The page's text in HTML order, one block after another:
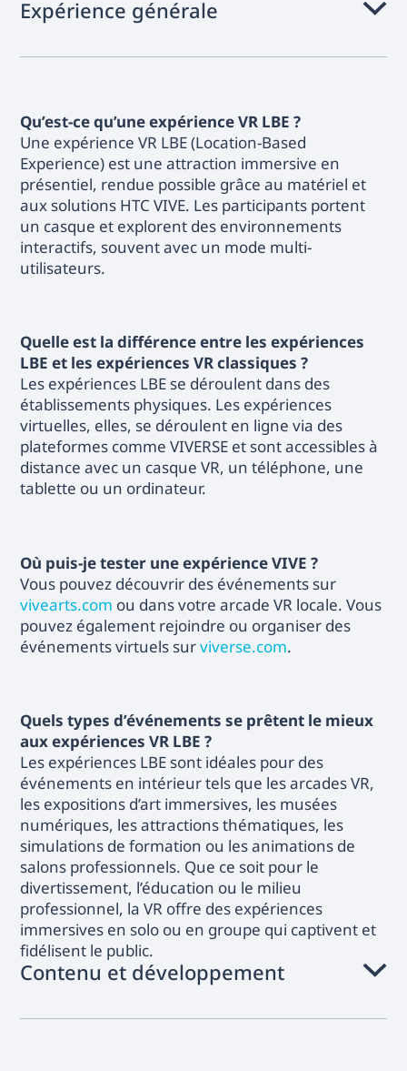
Expérience générale
Qu’est-ce qu’une expérience VR LBE ?
Une expérience VR LBE (Location-Based
Experience) est une attraction immersive en
présentiel, rendue possible grâce au matériel et
aux solutions HTC VIVE. Les participants portent
un casque et explorent des environnements
interactifs, souvent avec un mode multi-
utilisateurs.
Quelle est la différence entre les expériences
LBE et les expériences VR classiques ?
Les expériences LBE se déroulent dans des
établissements physiques. Les expériences
virtuelles, elles, se déroulent en ligne via des
plateformes comme VIVERSE et sont accessibles à
distance avec un casque VR, un téléphone, une
tablette ou un ordinateur.
Où puis-je tester une expérience VIVE ?
Vous pouvez découvrir des événements sur
vivearts.com ou dans votre arcade VR locale. Vous
pouvez également rejoindre ou organiser des
événements virtuels surviverse.com.
Quels types d’événements se prêtent le mieux
aux expériences VR LBE ?
Les expériences LBE sont idéales pour des
événements en intérieur tels que les arcades VR,
les expositions d’art immersives, les musées
numériques, les attractions thématiques, les
simulations de formation ou les animations de
salons professionnels. Que ce soit pour le
divertissement, l’éducation ou le milieu
professionnel, la VR offre des expériences
immersives en solo ou en groupe qui captivent et
fidélisent le public.
Contenu et développement